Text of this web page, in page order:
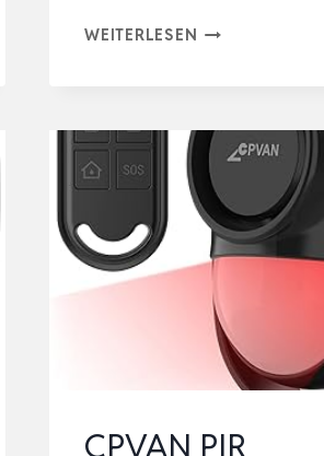
WEITERLESEN MONIMOTO
DIEBSTAHL
GPS
UND
ALARM
TRACKER
DIY-
INSTALLATION,
KEINE
VERKABELUNG,
CPVAN PIR